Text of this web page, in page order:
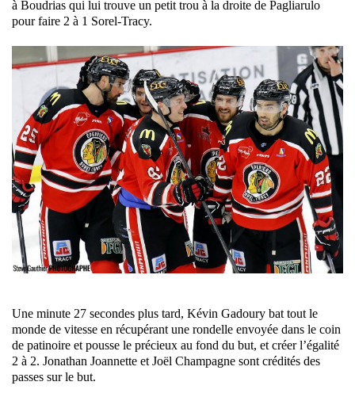
à Boudrias qui lui trouve un petit trou à la droite de Pagliarulo
pour faire 2 à 1 Sorel-Tracy.
Une minute 27 secondes plus tard, Kévin Gadoury bat tout le
monde de vitesse en récupérant une rondelle envoyée dans le coin
de patinoire et pousse le précieux au fond du but, et créer l’égalité
2 à 2. Jonathan Joannette et Joël Champagne sont crédités des
passes sur le but.